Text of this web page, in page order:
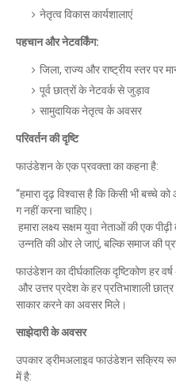
नेतृत्वविकासकार्यशालाएं
पहचानऔरनेटवर्किंग:
जिला, राज्यऔरराष्ट्रीयस्तरपर
पूर्वछात्रोंकेनेटवर्कसेजुड़ाव
सामुदायिकनेतृत्वकेअवसर
परिवर्तनकीदृष्टि
फाउंडेशनकेएकप्रवक्ताकाकहनाहै:
“हमारादृढ़विश्वासहैकिकिसीभीबच्चेको
गनहींकरनाचाहिए।
हमारालक्ष्यसक्षमयुवानेताओंकीएकपीढ़ी
उन्नतिकीओरलेजाएं, बल्किसमाजकी
फाउंडेशनकादीर्घकालिकदृष्टिकोणहरवर्ष
औरउत्तरप्रदेशकेहरप्रतिभाशालीछात्र
साकारकरनेकाअवसरमिले।
साझेदारीकेअवसर
उपकारड्रीमअलाइवफाउंडेशनसक्रिय
मेंहै: